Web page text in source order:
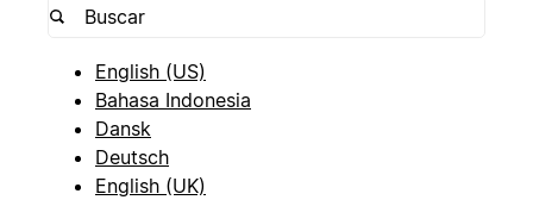
English (US)
Bahasa Indonesia
Dansk
Deutsch
English (UK)